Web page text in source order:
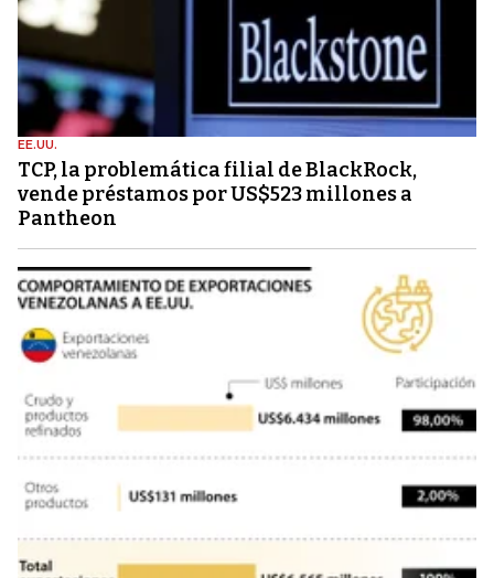
EE.UU.
TCP, la problemática filial de BlackRock,
vende préstamos por US$523 millones a
Pantheon